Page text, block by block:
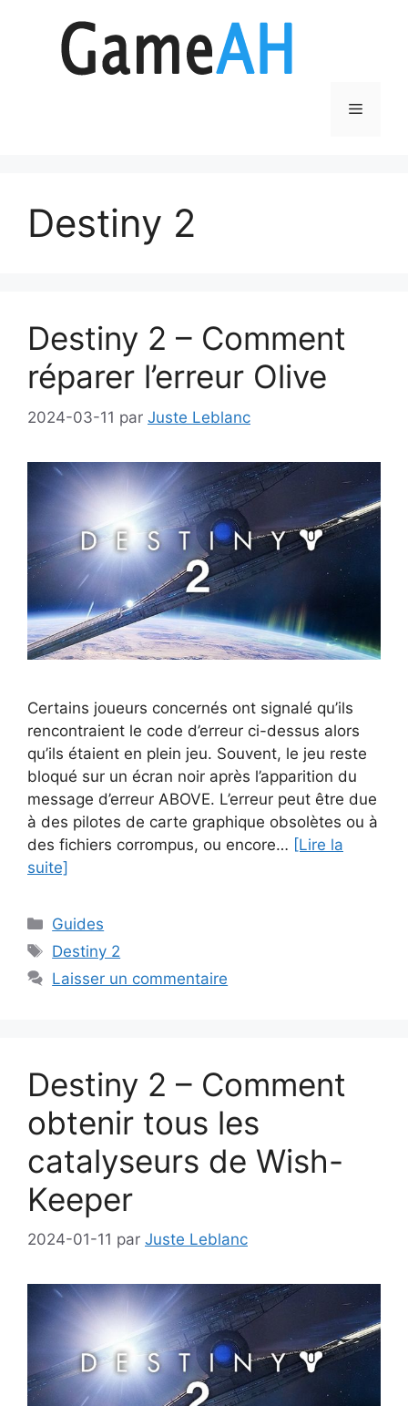
Menu
Destiny 2
Destiny 2 – Comment
réparer l’erreur Olive
2024-03-11 par Juste Leblanc
Certains joueurs concernés ont signalé qu’ils
rencontraient le code d’erreur ci-dessus alors
qu’ils étaient en plein jeu. Souvent, le jeu reste
bloqué sur un écran noir après l’apparition du
message d’erreur ABOVE. L’erreur peut être due
à des pilotes de carte graphique obsolètes ou à
des fichiers corrompus, ou encore… [Lire la
suite]
Catégories
Guides
Étiquettes
Destiny 2
Laisser un commentaire
Destiny 2 – Comment
obtenir tous les
catalyseurs de Wish-
Keeper
2024-01-11 par Juste Leblanc